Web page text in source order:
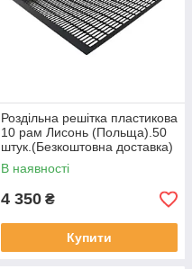
Роздільна решітка пластикова
10 рам Лисонь (Польща).50
штук.(Безкоштовна доставка)
В наявності
4 350 ₴
Купити